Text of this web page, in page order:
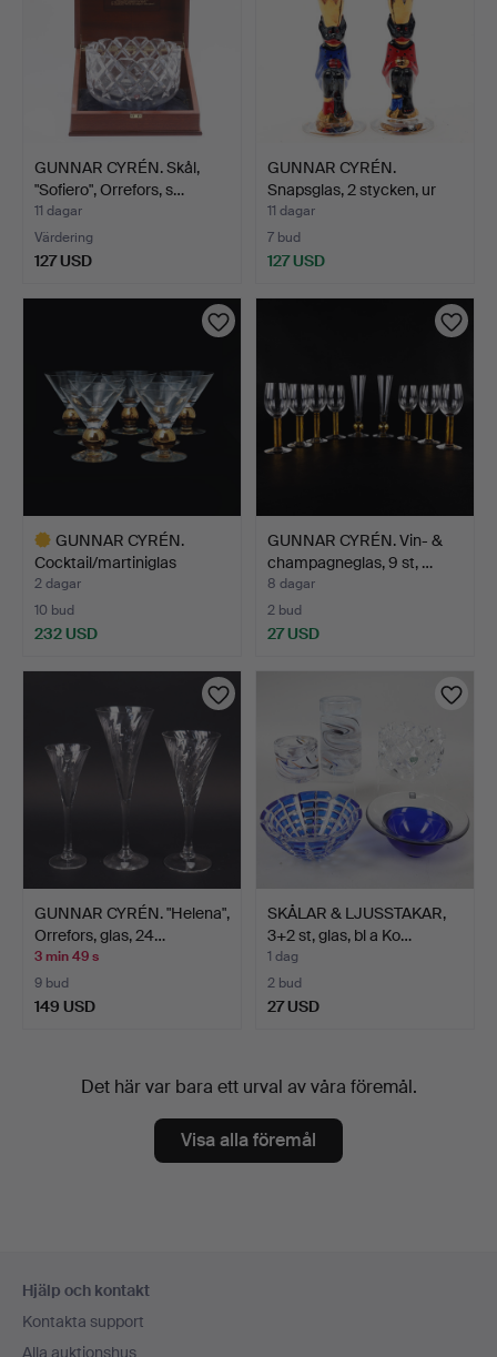
GUNNAR CYRÉN. Skål,
"Sofiero", Orrefors, s…
11 dagar
Värdering
127 USD
GUNNAR CYRÉN.
Snapsglas, 2 stycken, ur
Nob…
11 dagar
7 bud
127 USD
GUNNAR CYRÉN.
Cocktail/martiniglas
"Nobel"…
2 dagar
10 bud
232 USD
GUNNAR CYRÉN. Vin- &
champagneglas, 9 st, …
8 dagar
2 bud
27 USD
GUNNAR CYRÉN. "Helena",
Orrefors, glas, 24…
3 min 49 s
9 bud
149 USD
SKÅLAR & LJUSSTAKAR,
3+2 st, glas, bl a Ko…
1 dag
2 bud
27 USD
Det här var bara ett urval av våra föremål.
Visa alla föremål
Hjälp och kontakt
Kontakta support
Alla auktionshus